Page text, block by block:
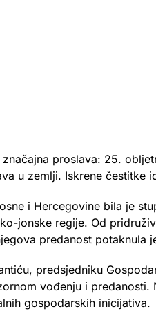
proslava: 25.
u zemlji. Iskrene
i Hercegovine bila je
jonske regije. Od
predanost potaknula
predsjedniku
vođenju i
gospodarskih inicijativa.